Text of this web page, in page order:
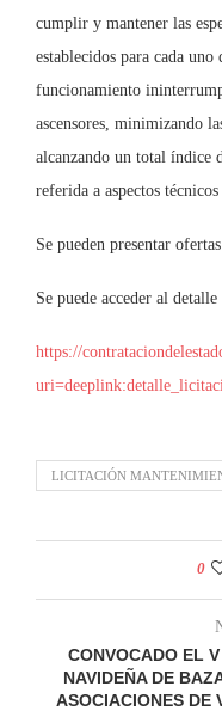
cumplir y mantener las
establecidos para cada uno
funcionamiento
ascensores, minimizando
alcanzando un total índice
referida a aspectos técnicos
Se pueden presentar
Se puede acceder al
https://
LICITACIÓN
0
CONVOCADO EL
NAVIDEÑA DE
ASOCIACIONES DE